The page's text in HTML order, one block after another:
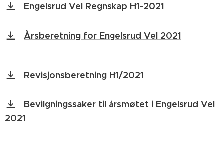
Engelsrud Vel Regnskap H1-2021
Årsberetning for Engelsrud Vel 2021
Revisjonsberetning H1/2021
Bevilgningssaker til årsmøtet i Engelsrud Vel
2021